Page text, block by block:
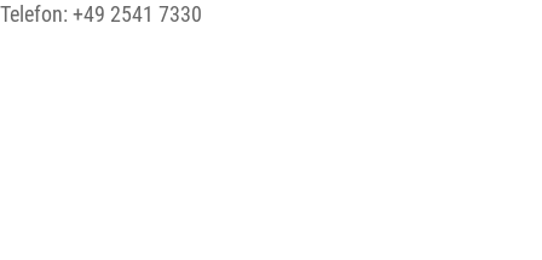
Telefon: +49 2541 7330